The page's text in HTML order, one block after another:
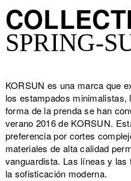
SPRING-
KORSUN es una marca que
los estampados
forma de la prenda se han
verano 2016 de KORSUN.
preferencia por cortes
materiales de alta calidad
vanguardista. Las líneas y
la sofisticación moderna.